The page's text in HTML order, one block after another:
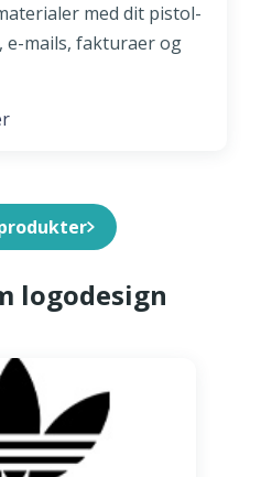
med dit pistol-
e-mails, fakturaer og
logodesign